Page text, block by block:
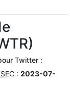
Twitter :
SEC : 2023-07-